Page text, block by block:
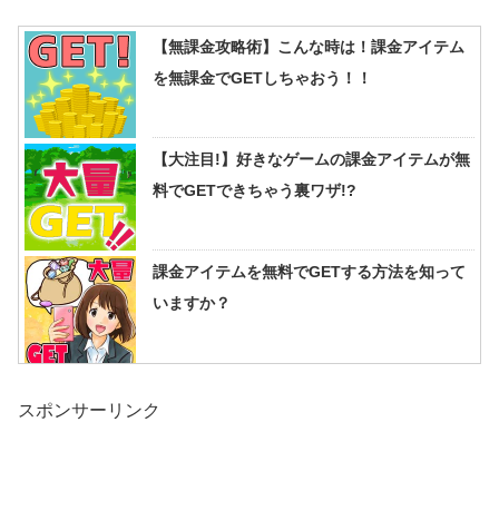
【無課金攻略術】こんな時は！課金アイテム
を無課金でGETしちゃおう！！
【大注目!】好きなゲームの課金アイテムが無
料でGETできちゃう裏ワザ!?
課金アイテムを無料でGETする方法を知って
いますか？
スポンサーリンク